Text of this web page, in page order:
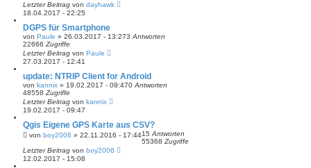
Letzter Beitrag von dayhawk
18.04.2017 - 22:25
DGPS für Smartphone
von Paule » 26.03.2017 - 13:273 Antworten
22666 Zugriffe
Letzter Beitrag von Paule
27.03.2017 - 12:41
update: NTRIP Client for Android
von kannix » 19.02.2017 - 09:470 Antworten
48558 Zugriffe
Letzter Beitrag von kannix
19.02.2017 - 09:47
Qgis Eigene GPS Karte aus CSV?
von boy2006 » 22.11.2016 - 17:4415 Antworten
55368 Zugriffe
Letzter Beitrag von boy2006
12.02.2017 - 15:08